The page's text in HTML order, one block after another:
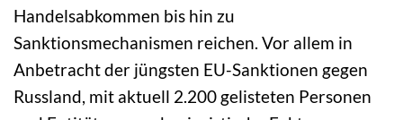
Handelsabkommen bis hin zu
Sanktionsmechanismen reichen. Vor allem in
Anbetracht der jüngsten EU-Sanktionen gegen
Russland, mit aktuell 2.200 gelisteten Personen